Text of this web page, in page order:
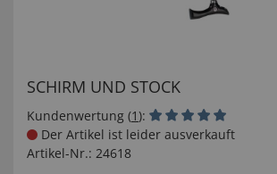
SCHIRM UND STOCK
Kundenwertung (1):
Der Artikel ist leider ausverkauft
Artikel-Nr.: 24618